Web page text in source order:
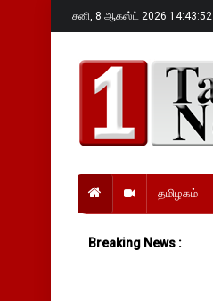
சனி, 8 ஆகஸ்ட் 2026 14:43:54
தமிழகம்
Breaking News :